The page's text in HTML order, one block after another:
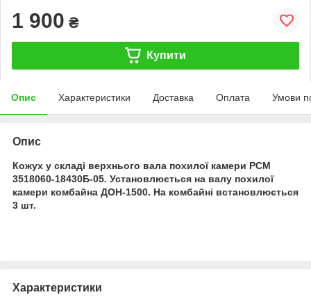
1 900 ₴
Купити
Опис Характеристики Доставка Оплата Умови
Опис
Кожух у складі верхнього вала похилої камери РСМ
3518060-18430Б-05. Установлюється на валу похилої
камери комбайна ДОН-1500. На комбайні встановлюється
3 шт.
Характеристики